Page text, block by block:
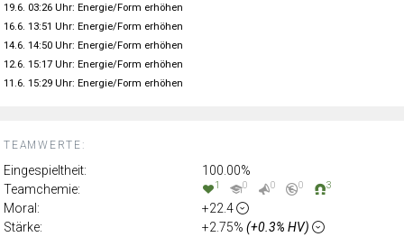
TEAMWERTE:
Eingespieltheit:
100.00%
Teamchemie:
1 0 0 0 3
Moral:
+22.4
Stärke:
+2.75% (+0.3% HV)
19.6. 03:26 Uhr: Energie/Form erhöhen
16.6. 13:51 Uhr: Energie/Form erhöhen
14.6. 14:50 Uhr: Energie/Form erhöhen
12.6. 15:17 Uhr: Energie/Form erhöhen
11.6. 15:29 Uhr: Energie/Form erhöhen